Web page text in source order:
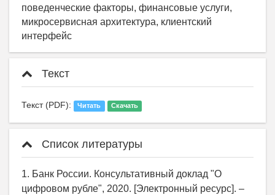
поведенческие факторы, финансовые услуги,
микросервисная архитектура, клиентский
интерфейс
Текст
Текст (PDF): Читать Скачать
Список литературы
1. Банк России. Консультативный доклад "О
цифровом рубле", 2020. [Электронный ресурс]. –